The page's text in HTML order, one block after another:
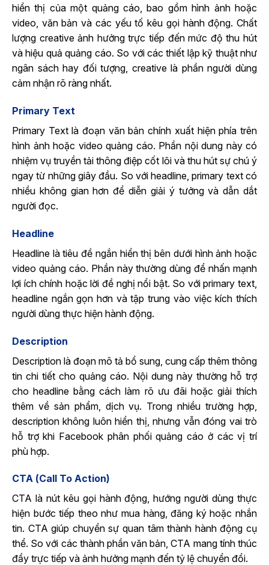
hiển thị của một quảng cáo, bao gồm hình ảnh hoặc
video, văn bản và các yếu tố kêu gọi hành động. Chất
lượng creative ảnh hưởng trực tiếp đến mức độ thu hút
và hiệu quả quảng cáo. So với các thiết lập kỹ thuật như
ngân sách hay đối tượng, creative là phần người dùng
cảm nhận rõ ràng nhất.
Primary Text
Primary Text là đoạn văn bản chính xuất hiện phía trên
hình ảnh hoặc video quảng cáo. Phần nội dung này có
nhiệm vụ truyền tải thông điệp cốt lõi và thu hút sự chú ý
ngay từ những giây đầu. So với headline, primary text có
nhiều không gian hơn để diễn giải ý tưởng và dẫn dắt
người đọc.
Headline
Headline là tiêu đề ngắn hiển thị bên dưới hình ảnh hoặc
video quảng cáo. Phần này thường dùng để nhấn mạnh
lợi ích chính hoặc lời đề nghị nổi bật. So với primary text,
headline ngắn gọn hơn và tập trung vào việc kích thích
người dùng thực hiện hành động.
Description
Description là đoạn mô tả bổ sung, cung cấp thêm thông
tin chi tiết cho quảng cáo. Nội dung này thường hỗ trợ
cho headline bằng cách làm rõ ưu đãi hoặc giải thích
thêm về sản phẩm, dịch vụ. Trong nhiều trường hợp,
description không luôn hiển thị, nhưng vẫn đóng vai trò
hỗ trợ khi Facebook phân phối quảng cáo ở các vị trí
phù hợp.
CTA (Call To Action)
CTA là nút kêu gọi hành động, hướng người dùng thực
hiện bước tiếp theo như mua hàng, đăng ký hoặc nhắn
tin. CTA giúp chuyển sự quan tâm thành hành động cụ
thể. So với các thành phần văn bản, CTA mang tính thúc
đẩy trực tiếp và ảnh hưởng mạnh đến tỷ lệ chuyển đổi.